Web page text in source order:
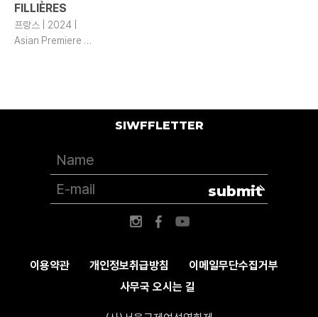
FILLIÈRES
프랑스 | 2024 |
Asian Premiere |
이용약관 개인정보취급방침
이메일무단수집거부
사무국 오시는 길
SIWFFLETTER
submit